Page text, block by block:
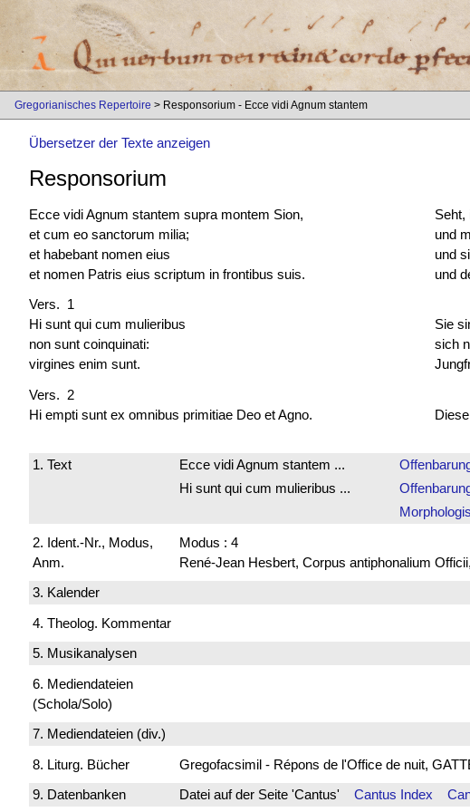
Gregorianisches Repertoire > Responsorium - Ecce vidi Agnum stantem
Übersetzer der Texte anzeigen
Responsorium
Ecce vidi Agnum stantem supra montem Sion,
et cum eo sanctorum milia;
et habebant nomen eius
et nomen Patris eius scriptum in frontibus suis.
Seht,
und
und
und
Vers. 1
Hi sunt qui cum mulieribus
non sunt coinquinati:
virgines enim sunt.
Sie
sich
Vers. 2
Hi empti sunt ex omnibus primitiae Deo et Agno.
1. Text Ecce vidi Agnum stantem ...
Hi sunt qui cum mulieribus ...
2. Ident.-Nr., Modus,
Anm.
Modus : 4
René-Jean Hesbert, Corpus antiphonalium
3. Kalender
4. Theolog. Kommentar
5. Musikanalysen
6. Mediendateien
(Schola/Solo)
7. Mediendateien (div.)
8. Liturg. Bücher
Gregofacsimil - Répons de l'Office de nuit,
9. Datenbanken
Datei auf der Seite 'Cantus' Cantus Index